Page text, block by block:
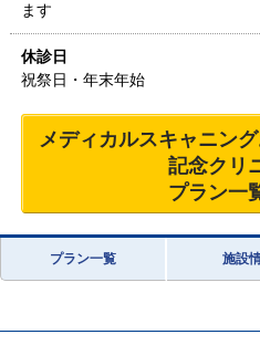
ます
休診日
祝祭日・年末年始
メディカルスキャニン
記念クリ
プラン一
プラン一覧 施設